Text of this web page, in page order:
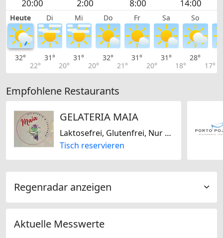
Heute Di Mi Do Fr Sa So
32°
22°
31°
20°
31°
20°
32°
21°
31°
20°
31°
18°
28°
17°
Empfohlene Restaurants
GELATERIA MAIA
Laktosefrei, Glutenfrei, Nur vegan, Fast Food
Tisch reservieren
Regenradar anzeigen
Aktuelle Messwerte